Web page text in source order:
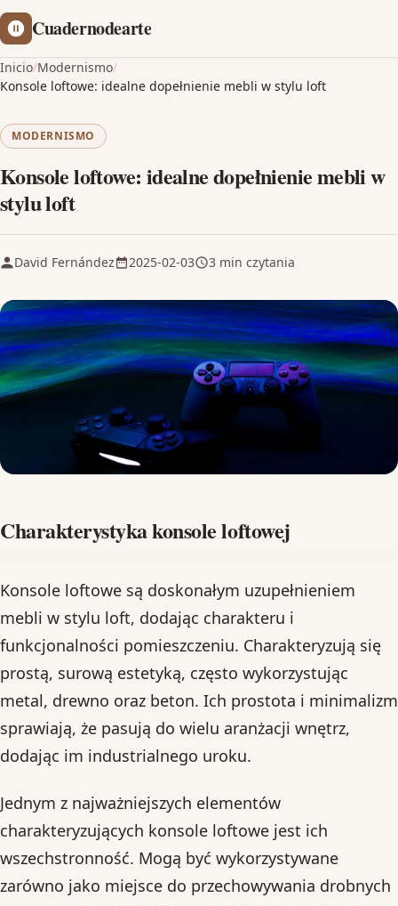
Cuadernodearte
Inicio/Modernismo/
Konsole loftowe: idealne dopełnienie mebli w stylu loft
MODERNISMO
Konsole loftowe: idealne dopełnienie mebli w
stylu loft
David Fernández 2025-02-03 3 min czytania
Charakterystyka konsole loftowej
Konsole loftowe są doskonałym uzupełnieniem
mebli w stylu loft, dodając charakteru i
funkcjonalności pomieszczeniu. Charakteryzują się
prostą, surową estetyką, często wykorzystując
metal, drewno oraz beton. Ich prostota i minimalizm
sprawiają, że pasują do wielu aranżacji wnętrz,
dodając im industrialnego uroku.
Jednym z najważniejszych elementów
charakteryzujących konsole loftowe jest ich
wszechstronność. Mogą być wykorzystywane
zarówno jako miejsce do przechowywania drobnych